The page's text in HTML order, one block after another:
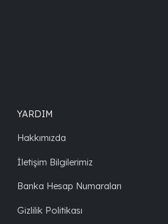
YARDIM
Hakkımızda
İletişim Bilgilerimiz
Banka Hesap Numaraları
Gizlilik Politikası